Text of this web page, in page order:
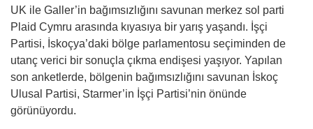
UK ile Galler’in bağımsızlığını savunan merkez sol parti
Plaid Cymru arasında kıyasıya bir yarış yaşandı. İşçi
Partisi, İskoçya’daki bölge parlamentosu seçiminden de
utanç verici bir sonuçla çıkma endişesi yaşıyor. Yapılan
son anketlerde, bölgenin bağımsızlığını savunan İskoç
Ulusal Partisi, Starmer’in İşçi Partisi’nin önünde
görünüyordu.